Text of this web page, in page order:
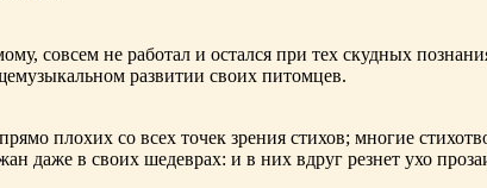
, совсем не работал и остался при тех скудных
развитии своих питомцев.
плохих со всех точек зрения стихов; многие
даже в своих шедеврах: и в них вдруг резнет ухо